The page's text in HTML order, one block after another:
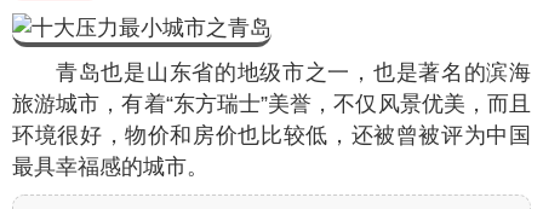
青岛也是山东省的地级市之一，也是著名的滨海
旅游城市，有着“东方瑞士”美誉，不仅风景优美，而且
环境很好，物价和房价也比较低，还被曾被评为中国
最具幸福感的城市。